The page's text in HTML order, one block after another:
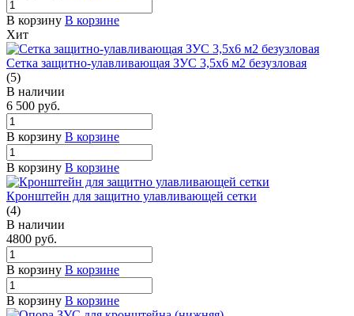
В корзину В корзине
Хит
Сетка защитно-улавливающая ЗУС 3,5х6 м2 безузловая
(5)
В наличии
6 500 руб.
В корзину В корзине
В корзину В корзине
Кронштейн для защитно улавливающей сетки
(4)
В наличии
4800 руб.
В корзину В корзине
В корзину В корзине